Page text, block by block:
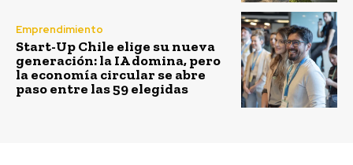
Emprendimiento
Start-Up Chile elige su nueva
generación: la IA domina, pero
la economía circular se abre
paso entre las 59 elegidas